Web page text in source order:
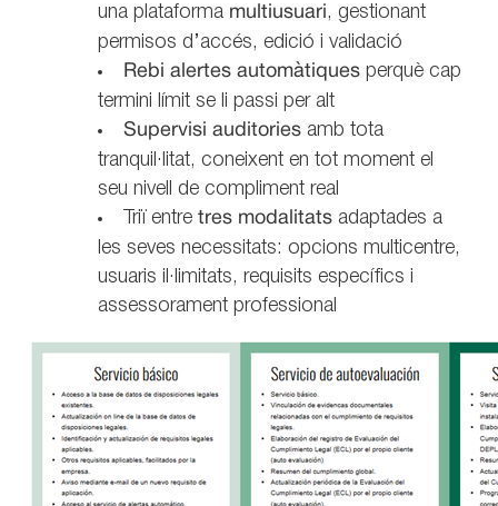
una plataforma multiusuari, gestionant
permisos d’accés, edició i validació
Rebi alertes automàtiques perquè cap
termini límit se li passi per alt
Supervisi auditories amb tota
tranquil·litat, coneixent en tot moment el
seu nivell de compliment real
Triï entre tres modalitats adaptades a
les seves necessitats: opcions multicentre,
usuaris il·limitats, requisits específics i
assessorament professional